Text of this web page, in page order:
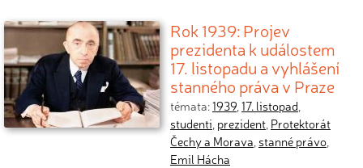
Rok 1939: Projev
prezidenta k událostem
17. listopadu a vyhlášení
stanného práva v Praze
témata:1939,17. listopad,
studenti, prezident, Protektorát
Čechy a Morava, stanné právo,
Emil Hácha